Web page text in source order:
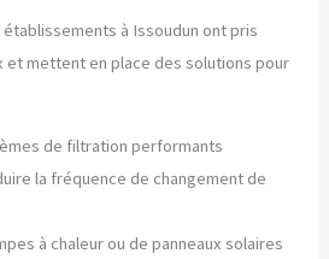
à Issoudun ont pris
et mettent en place des solutions pour
de filtration performants
la fréquence de changement de
à chaleur ou de panneaux solaires